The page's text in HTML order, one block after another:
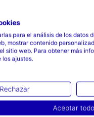
Costuras planas Flatlock
Libertad de
77% Poliéster, 23%
para el análisis de los datos
mostrar contenido
sitio web. Para obtener más
los ajustes.
Rechazar
Aceptar todo